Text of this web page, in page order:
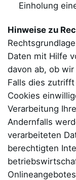
Einholung
Hinweise zu
Daten mit Hilfe
davon ab, ob
Falls dies
Cookies
Verarbeitung
Andernfalls
verarbeiteten
berechtigten